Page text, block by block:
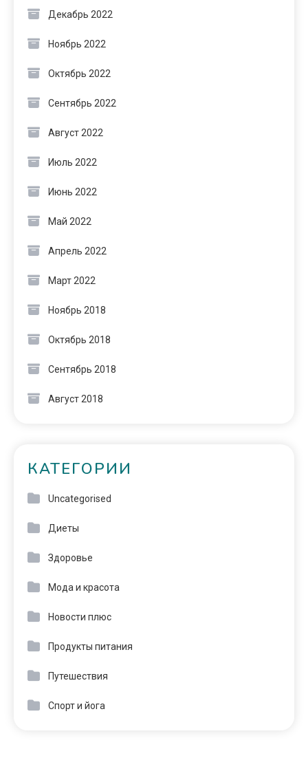
Декабрь 2022
Ноябрь 2022
Октябрь 2022
Сентябрь 2022
Август 2022
Июль 2022
Июнь 2022
Май 2022
Апрель 2022
Март 2022
Ноябрь 2018
Октябрь 2018
Сентябрь 2018
Август 2018
КАТЕГОРИИ
Uncategorised
Диеты
Здоровье
Мода и красота
Новости плюс
Продукты питания
Путешествия
Спорт и йога